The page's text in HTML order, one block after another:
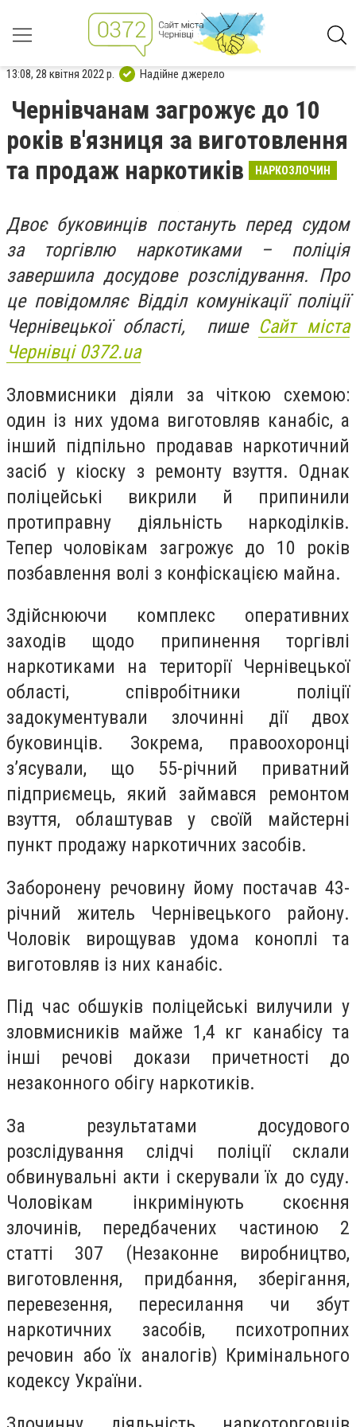
13:08, 28 квітня 2022 р. Надійне джерело
Чернівчанам загрожує до 10
років в'язниця за виготовлення
та продаж наркотиків
НАРКОЗЛОЧИН
Двоє буковинців постануть перед судом
за торгівлю наркотиками – поліція
завершила досудове розслідування. Про
це повідомляє Відділ комунікації поліції
Чернівецької області, пише Сайт міста
Чернівці 0372.ua
Зловмисники діяли за чіткою схемою:
один із них удома виготовляв канабіс, а
інший підпільно продавав наркотичний
засіб у кіоску з ремонту взуття. Однак
поліцейські викрили й припинили
протиправну діяльність наркоділків.
Тепер чоловікам загрожує до 10 років
позбавлення волі з конфіскацією майна.
Здійснюючи комплекс оперативних
заходів щодо припинення торгівлі
наркотиками на території Чернівецької
області, співробітники поліції
задокументували злочинні дії двох
буковинців. Зокрема, правоохоронці
з’ясували, що 55-річний приватний
підприємець, який займався ремонтом
взуття, облаштував у своїй майстерні
пункт продажу наркотичних засобів.
Заборонену речовину йому постачав 43-
річний житель Чернівецького району.
Чоловік вирощував удома коноплі та
виготовляв із них канабіс.
Під час обшуків поліцейські вилучили у
зловмисників майже 1,4 кг канабісу та
інші речові докази причетності до
незаконного обігу наркотиків.
За результатами досудового
розслідування слідчі поліції склали
обвинувальні акти і скерували їх до суду.
Чоловікам інкримінують скоєння
злочинів, передбачених частиною 2
статті 307 (Незаконне виробництво,
виготовлення, придбання, зберігання,
перевезення, пересилання чи збут
наркотичних засобів, психотропних
речовин або їх аналогів) Кримінального
кодексу України.